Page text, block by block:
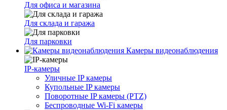
Для офиса и магазина
Для склада и гаража
Для парковки
Камеры видеонаблюдения
IP-камеры
Уличные IP камеры
Купольные IP камеры
Поворотные IP камеры (PTZ)
Беспроводные Wi-Fi камеры